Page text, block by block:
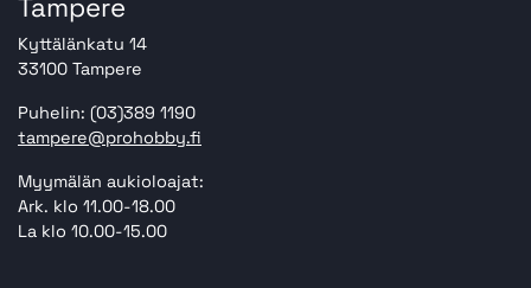
Tampere
Kyttälänkatu 14
33100 Tampere
Puhelin: (03)389 1190
tampere@prohobby.fi
Myymälän aukioloajat:
Ark. klo 11.00-18.00
La klo 10.00-15.00